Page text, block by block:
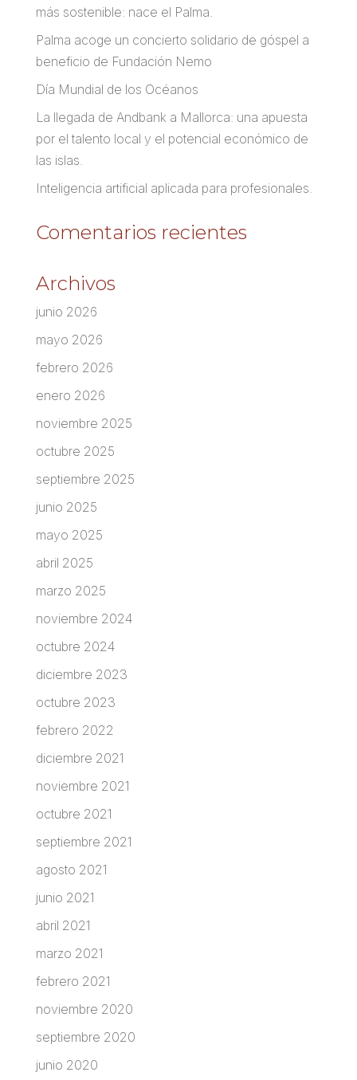
más sostenible: nace el Palma.
Palma acoge un concierto solidario de góspel a
beneficio de Fundación Nemo
Día Mundial de los Océanos
La llegada de Andbank a Mallorca: una apuesta
por el talento local y el potencial económico de
las islas.
Inteligencia artificial aplicada para profesionales.
Comentarios recientes
Archivos
junio 2026
mayo 2026
febrero 2026
enero 2026
noviembre 2025
octubre 2025
septiembre 2025
junio 2025
mayo 2025
abril 2025
marzo 2025
noviembre 2024
octubre 2024
diciembre 2023
octubre 2023
febrero 2022
diciembre 2021
noviembre 2021
octubre 2021
septiembre 2021
agosto 2021
junio 2021
abril 2021
marzo 2021
febrero 2021
noviembre 2020
septiembre 2020
junio 2020